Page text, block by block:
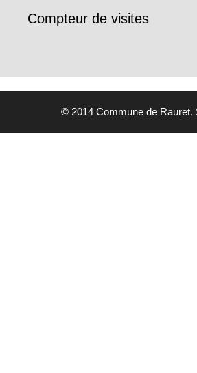
Compteur de visites
© 2014 Commune de Rauret.